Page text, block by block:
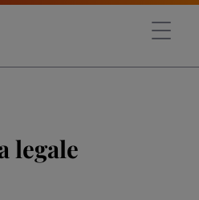
legale